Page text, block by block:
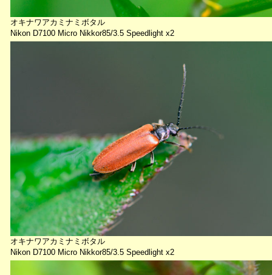
オキナワアカミナミボタル
Nikon D7100 Micro Nikkor85/3.5 Speedlight x2
オキナワアカミナミボタル
Nikon D7100 Micro Nikkor85/3.5 Speedlight x2